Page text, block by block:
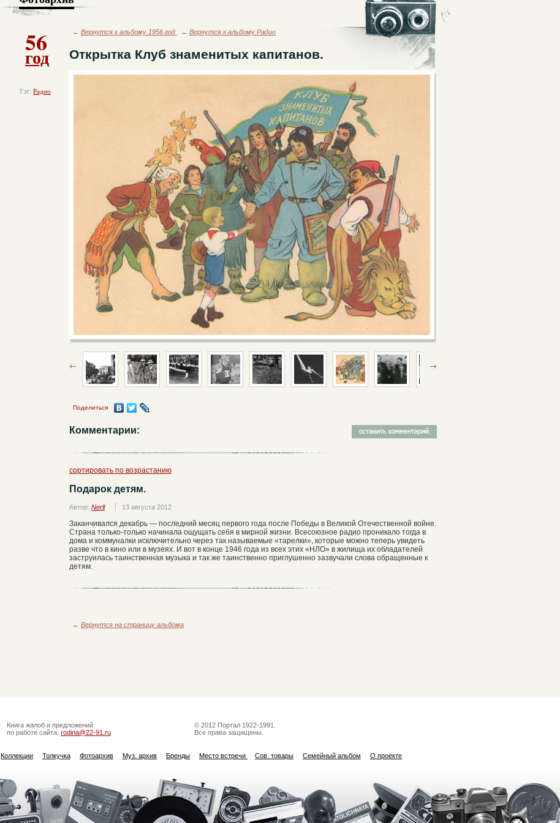
56
год
Тэг: Радио
← Вернутся к альбому 1956 год ← Вернутся к альбому Радио
Открытка Клуб знаменитых капитанов.
Поделиться
Комментарии:
сортировать по возрастанию
Подарок детям.
Автор: Nerll 13 августа 2012
Заканчивался декабрь — последний месяц первого года после Победы в Великой Отечественной войне.
Страна только-только начинала ощущать себя в мирной жизни. Всесоюзное радио проникало тогда в
дома и коммуналки исключительно через так называемые «тарелки», которые можно теперь увидеть
разве что в кино или в музеях. И вот в конце 1946 года из всех этих «НЛО» в жилища их обладателей
заструилась таинственная музыка и так же таинственно приглушенно зазвучали слова обращенные к
детям.
← Вернутся на страницу альбома
Книга жалоб и предложений
по работе сайта: rodina@22-91.ru
© 2012 Портал 1922-1991.
Все права защищены.
Коллекции Толкучка Фотоархив Муз. архив Бренды Место встречи Сов. товары Семейный альбом О проекте